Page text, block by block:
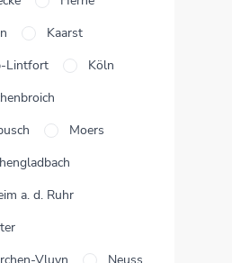
Kaarst
Lintfort
Köln
Moers
a. d. Ruhr